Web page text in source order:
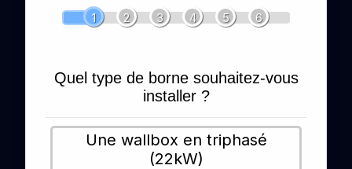
1 2 3 4 5 6
Quel type de borne souhaitez-vous
installer ?
Une wallbox en triphasé
(22kW)